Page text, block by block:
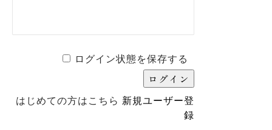
ログイン状態を保存する
はじめての方はこちら 新規ユーザー登
録